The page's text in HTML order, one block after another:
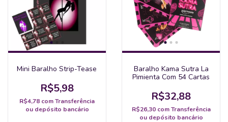
Mini Baralho Strip-Tease
R$5,98
R$4,78 comTransferência
ou depósito bancário
Baralho Kama Sutra La
Pimienta Com 54 Cartas
R$32,88
R$26,30 com Transferência
ou depósito bancário